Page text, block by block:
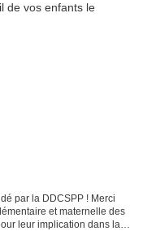
par la DDCSPP ! Merci
et maternelle des
leur implication dans la